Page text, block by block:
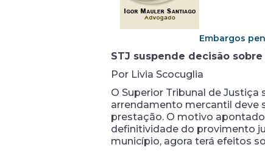
Embargos
STJ suspende decisão
Por Livia Scocuglia
O Superior Tribunal de
arrendamento mercantil deve
prestação. O motivo
definitividade do provimento
município, agora terá efeitos